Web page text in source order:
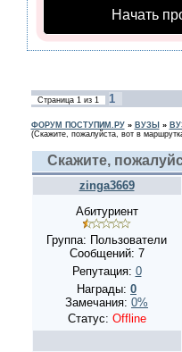
Начать
Страница 1из 1 1
ФОРУМ ПОСТУПИМ.РУ» ВУЗЫ »
(Скажите, пожалуйста, вот в
Скажите,
zinga3669
Абитуриент
Группа: Пользователи
Сообщений: 7
Репутация: 0
Награды: 0
Замечания: 0%
Статус: Offline